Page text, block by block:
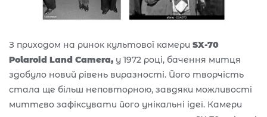
З приходом на ринок культової камери SX-70
Polaroid Land Camera, у 1972 році, бачення митця
здобуло новий рівень виразності. Його творчість
стала ще більш неповторною, завдяки можливості
миттєво зафіксувати його унікальні ідеї. Камери